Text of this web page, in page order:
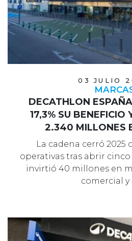
03 JULIO
DECATHLON
17,3% SU BENEFICIO
2.340 MILLONES
La cadena cerró 2025
operativas tras abrir
invirtió 40 millones en
comercial y